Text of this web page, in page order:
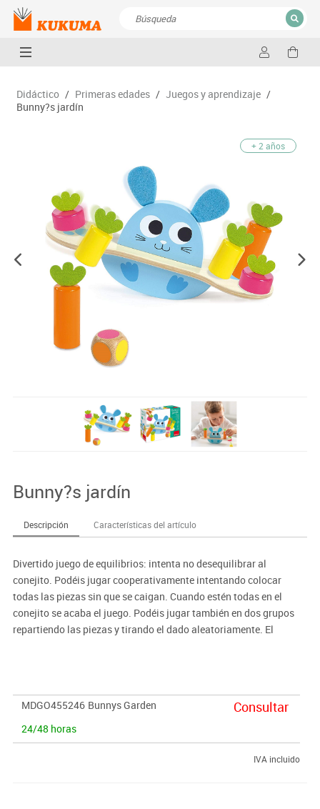
CERRAR
Didáctico / Primeras edades / Juegos y aprendizaje /
Bunny?s jardín
+ 2 años
Bunny?s jardín
Descripción Características del artículo
Divertido juego de equilibrios: intenta no desequilibrar al
conejito. Podéis jugar cooperativamente intentando colocar
todas las piezas sin que se caigan. Cuando estén todas en el
conejito se acaba el juego. Podéis jugar también en dos grupos
repartiendo las piezas y tirando el dado aleatoriamente. El
MDGO455246 Bunnys Garden
24/48 horas
Consultar
IVA incluido